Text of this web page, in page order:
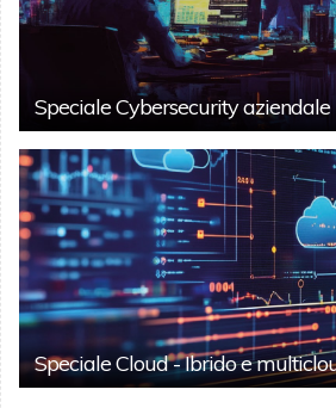
Speciale Cybersecurity aziendale
Speciale Cloud - Ibrido e